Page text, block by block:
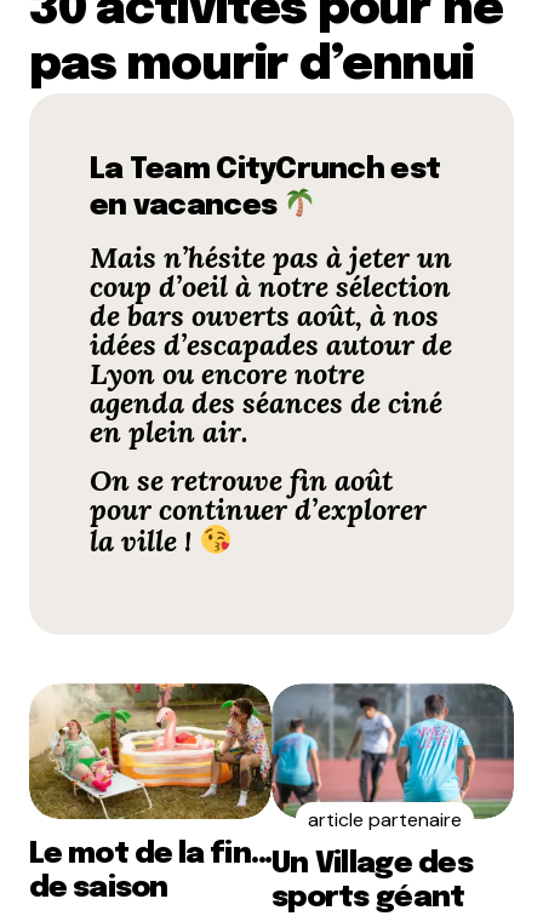
30 activités pour ne
pas mourir d’ennui
La Team CityCrunch est
en vacances
Mais n’hésite pas à jeter un
coup d’oeil à notresélection
de bars ouverts août, à nos
idées d’escapades autour de
Lyonou encore notre
agenda des séances deciné
en plein air.
On se retrouve fin août
pour continuer d’explorer
la ville !
Le mot de la fin…
de saison
article partenaire
Un Village des
sports géant